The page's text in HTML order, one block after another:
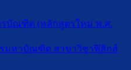
บัณฑิต (หลักสูตรใหม่ พ.ศ.
มหาบัณฑิต สาขาวิชาฟิสิกส์